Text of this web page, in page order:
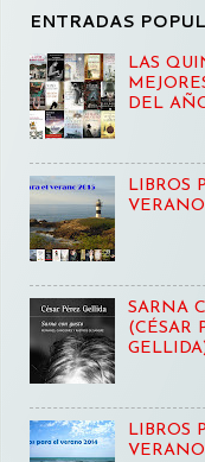
ENTRADAS
LAS
DEL
LIBROS
SARNA
(CÉSAR
LIBROS